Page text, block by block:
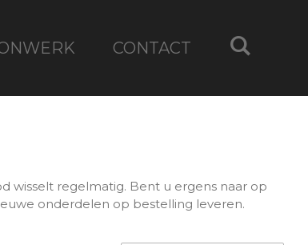
CONTACT
wisselt regelmatig. Bent u ergens naar op
onderdelen op bestelling leveren.